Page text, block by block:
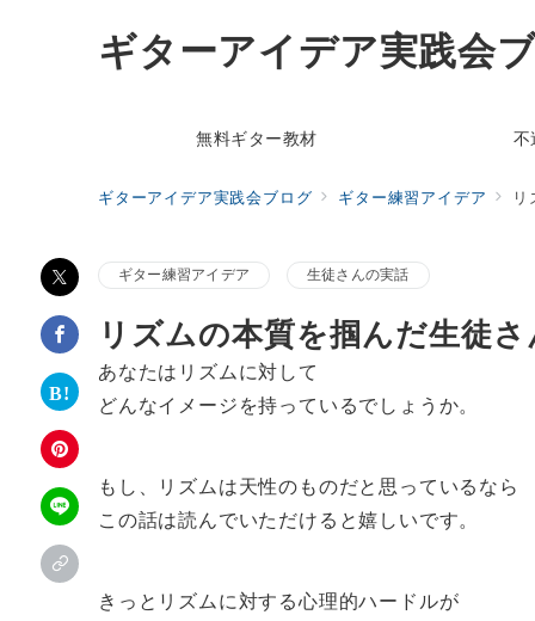
ギターアイデア実践会
無料ギター教材 不
ギターアイデア実践会ブログ ギター練習アイデア リ
ギター練習アイデア 生徒さんの実話
リズムの本質を掴んだ生徒
あなたはリズムに対して
どんなイメージを持っているでしょうか。
もし、リズムは天性のものだと思っているなら
この話は読んでいただけると嬉しいです。
きっとリズムに対する心理的ハードルが